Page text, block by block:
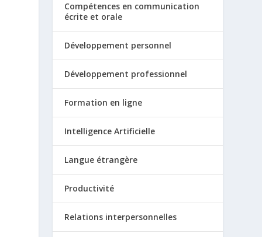
Compétences en communication
écrite et orale
Développement personnel
Développement professionnel
Formation en ligne
Intelligence Artificielle
Langue étrangère
Productivité
Relations interpersonnelles